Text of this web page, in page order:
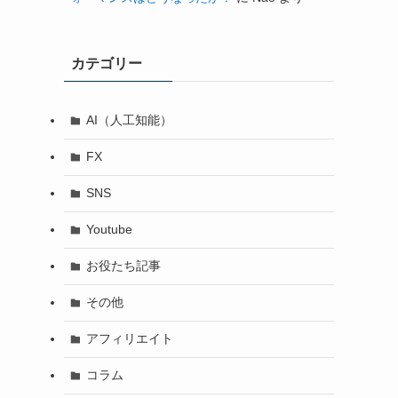
カテゴリー
AI（人工知能）
FX
SNS
Youtube
お役たち記事
その他
アフィリエイト
コラム